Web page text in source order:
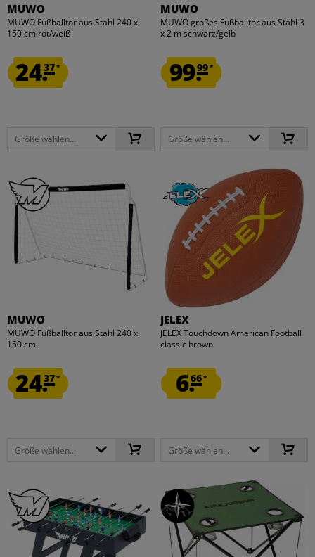
MUWO
MUWO Fußballtor aus Stahl 240 x
150 cm rot/weiß
24.37*
Größe wählen...
MUWO
MUWO großes Fußballtor aus Stahl 3
x 2 m schwarz/gelb
99.99*
Größe wählen...
MUWO
MUWO Fußballtor aus Stahl 240 x
150 cm
24.37*
Größe wählen...
JELEX
JELEX Touchdown American Football
classic brown
6.66*
Größe wählen...